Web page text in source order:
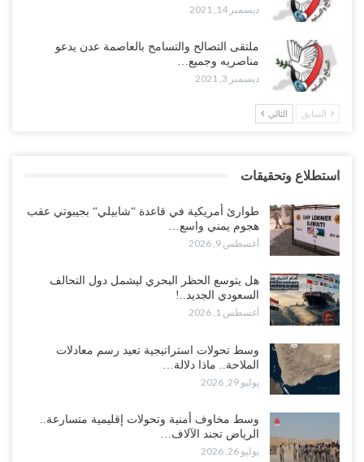
ديسمبر 14, 2021
ملتقى التصالح والتسامح بالعاصمة عدن يدعو
مناصريه وجميع…
ديسمبر 3, 2021
السابق التالي
استطلاع وتحقيقات
طوارئ أمريكية في قاعدة “شابيلي“ بجيبوتي عقب
هجوم يمني واسع…
أغسطس 9, 2026
هل يتوسع الحظر البحري ليشمل دول التحالف
السعودي الجديد..!
أغسطس 1, 2026
وسط تحولات استراتيجية تعيد رسم معادلات
الملاحة.. ماذا دلالة…
يوليو 29, 2026
وسط مخاوف أمنية وتحولات إقليمية متسارعة..
الرياض تجند الآلاف…
يوليو 26, 2026